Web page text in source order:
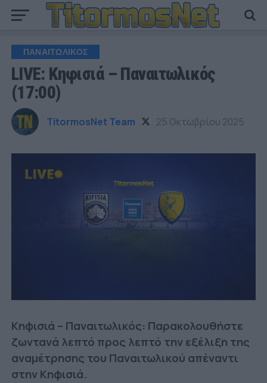
ΠΑΝΑΙΤΩΛΙΚΟΣ
LIVE: Κηφισιά – Παναιτωλικός
(17:00)
TitormosNet Team 25 Οκτωβρίου 2025
Κηφισιά – Παναιτωλικός: Παρακολουθήστε
ζωντανά λεπτό προς λεπτό την εξέλιξη της
αναμέτρησης του Παναιτωλικού απέναντι
στην Κηφισιά.